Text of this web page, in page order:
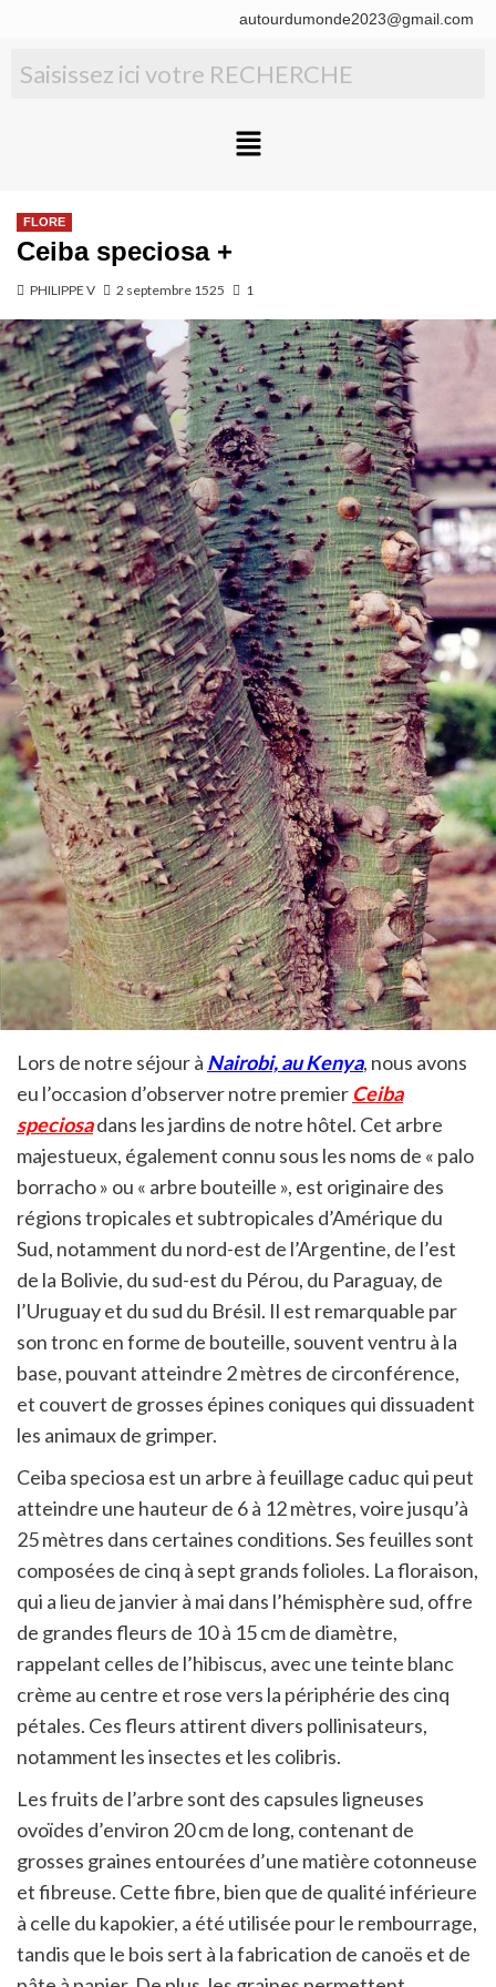
autourdumonde2023@gmail.com
FLORE
Ceiba speciosa +
PHILIPPE V 2 septembre 1525 1
Lors de notre séjour à Nairobi, au Kenya, nous avons
eu l’occasion d’observer notre premier Ceiba
speciosadans les jardins de notre hôtel. Cet arbre
majestueux, également connu sous les noms de « palo
borracho » ou « arbre bouteille », est originaire des
régions tropicales et subtropicales d’Amérique du
Sud, notamment du nord-est de l’Argentine, de l’est
de la Bolivie, du sud-est du Pérou, du Paraguay, de
l’Uruguay et du sud du Brésil. Il est remarquable par
son tronc en forme de bouteille, souvent ventru à la
base, pouvant atteindre 2 mètres de circonférence,
et couvert de grosses épines coniques qui dissuadent
les animaux de grimper.
Ceiba speciosa est un arbre à feuillage caduc qui peut
atteindre une hauteur de 6 à 12 mètres, voire jusqu’à
25 mètres dans certaines conditions.Ses feuilles sont
composées de cinq à sept grands folioles. La floraison,
qui a lieu de janvier à mai dans l’hémisphère sud, offre
de grandes fleurs de 10 à 15 cm de diamètre,
rappelant celles de l’hibiscus, avec une teinte blanc
crème au centre et rose vers la périphérie des cinq
pétales. Ces fleurs attirent divers pollinisateurs,
notamment les insectes et les colibris.
Les fruits de l’arbre sont des capsules ligneuses
ovoïdes d’environ 20 cm de long, contenant de
grosses graines entourées d’une matière cotonneuse
et fibreuse. Cette fibre, bien que de qualité inférieure
à celle du kapokier, a été utilisée pour le rembourrage,
tandis que le bois sert à la fabrication de canoës et de